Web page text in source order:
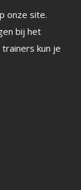
onze site.
bij het
kun je